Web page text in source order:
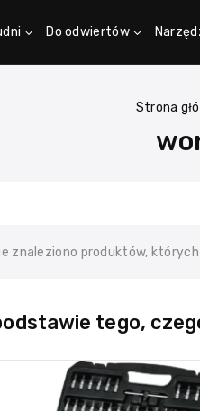
Do odwiertów
Strona
znaleziono produktów,
tego,